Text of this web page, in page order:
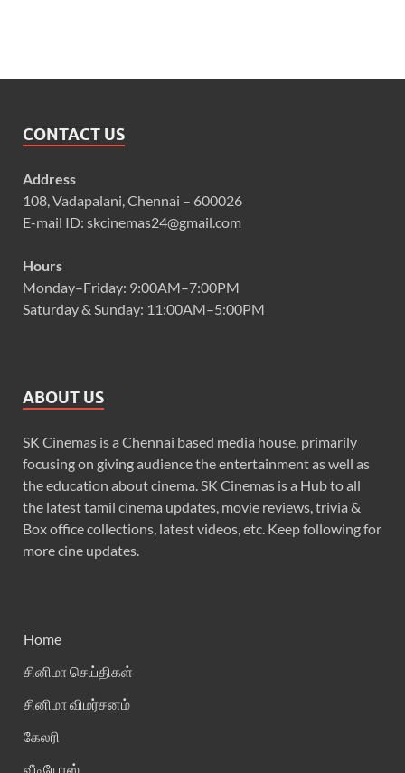
CONTACT US
Address
108, Vadapalani, Chennai – 600026
E-mail ID: skcinemas24@gmail.com
Hours
Monday–Friday: 9:00AM–7:00PM
Saturday & Sunday: 11:00AM–5:00PM
ABOUT US
SK Cinemas is a Chennai based media house, primarily
focusing on giving audience the entertainment as well as
the education about cinema. SK Cinemas is a Hub to all
the latest tamil cinema updates, movie reviews, trivia &
Box office collections, latest videos, etc. Keep following for
more cine updates.
Home
சினிமா செய்திகள்
சினிமா விமர்சனம்
கேலரி
வீடியோஸ்